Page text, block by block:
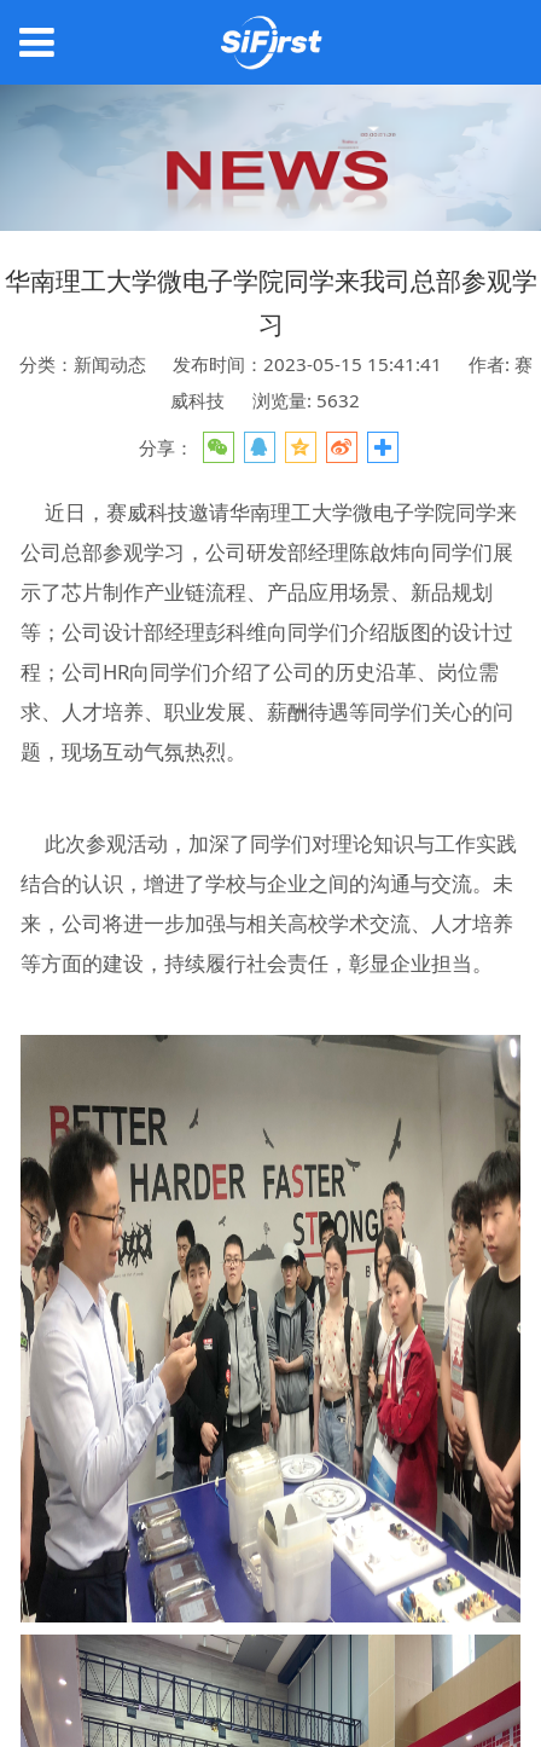
华南理工大学微电子学院同学来我司总部参观学
习
分类：新闻动态 发布时间：2023-05-15 15:41:41
作者: 赛
威科技
浏览量: 5632
分享：
近日，赛威科技邀请华南理工大学微电子学院同学来
公司总部参观学习，公司研发部经理陈啟炜向同学们展
示了芯片制作产业链流程、产品应用场景、新品规划
等；公司设计部经理彭科维向同学们介绍版图的设计过
程；公司HR向同学们介绍了公司的历史沿革、岗位需
求、人才培养、职业发展、薪酬待遇等同学们关心的问
题，现场互动气氛热烈。
此次参观活动，加深了同学们对理论知识与工作实践
结合的认识，增进了学校与企业之间的沟通与交流。未
来，公司将进一步加强与相关高校学术交流、人才培养
等方面的建设，持续履行社会责任，彰显企业担当。